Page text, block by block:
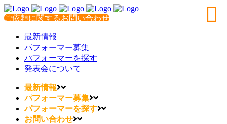
ご依頼に関するお問い合わせ
最新情報
パフォーマー募集
パフォーマーを探す
発表会について
最新情報
パフォーマー募集
パフォーマーを探す
お問い合わせ